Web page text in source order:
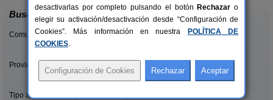
Buscar
Comunidades:
Provincias/Islas:
Tipo alquiler:
desactivarlas por completo pulsando el botón Rechazar o
elegir su activación/desactivación desde “Configuración de
Cookies”. Más información en nuestra
POLÍTICA DE
COOKIES.